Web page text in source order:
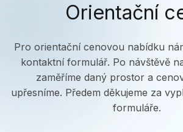
Orientační
Pro orientační cenovou nabídku
kontaktní formulář. Po návštěvě
zaměříme daný prostor a
upřesníme. Předem děkujeme za
formuláře.